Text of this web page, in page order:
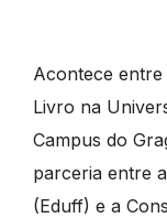
Acontece entre
Livro na
Campus do
parceria entre
(Eduff) e a